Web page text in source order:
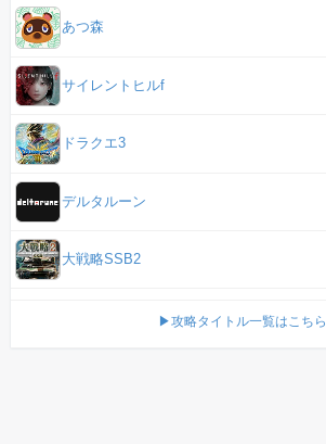
あつ森
サイレントヒルf
ドラクエ3
デルタルーン
大戦略SSB2
▶攻略タイトル一覧はこちら